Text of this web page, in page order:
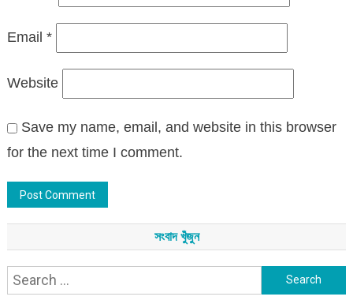
Email *
Website
Save my name, email, and website in this browser
for the next time I comment.
সংবাদ খুঁজুন
Search